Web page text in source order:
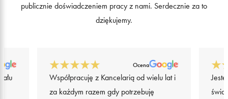
publicznie doświadczeniem pracy z nami. Serdecznie za to
dziękujemy.
Ocena
Współpracuję z Kancelarią od wielu lat i
za każdym razem gdy potrzebuję